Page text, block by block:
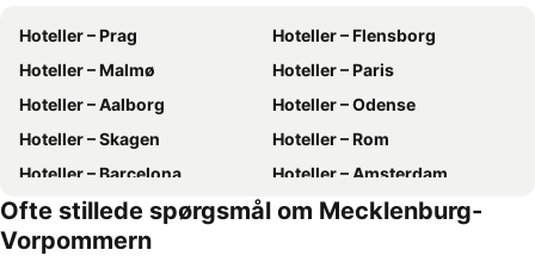
Hoteller – Prag
Hoteller – Flensborg
Hoteller – Malmø
Hoteller – Paris
Hoteller – Aalborg
Hoteller – Odense
Hoteller – Skagen
Hoteller – Rom
Hoteller – Barcelona
Hoteller – Amsterdam
Hoteller – Alanya
Hoteller – Lübeck
Hoteller – Stockholm
Ofte stillede spørgsmål om Mecklenburg-
Vorpommern